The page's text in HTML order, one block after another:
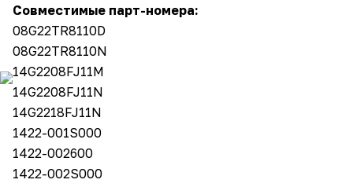
Совместимые парт-номера:
08G22TR8110D
08G22TR8110N
14G2208FJ11M
14G2208FJ11N
14G2218FJ11N
1422-001S000
1422-002600
1422-002S000